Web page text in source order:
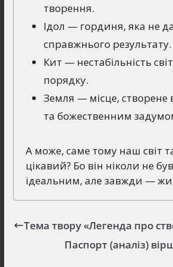
творення.
Ідол — гординя, яка не
справжнього результату.
Кит — нестабільність
порядку.
Земля — місце, створене
та божественним
А може, саме тому наш світ
цікавий? Бо він ніколи не
ідеальним, але завжди —
Тема твору «Легенда про
Паспорт (аналіз)